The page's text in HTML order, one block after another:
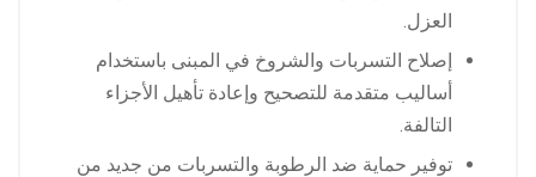
العزل.
إصلاح التسربات والشروخ في المبنى باستخدام
أساليب متقدمة للتصحيح وإعادة تأهيل الأجزاء
التالفة.
توفير حماية ضد الرطوبة والتسربات من جديد من